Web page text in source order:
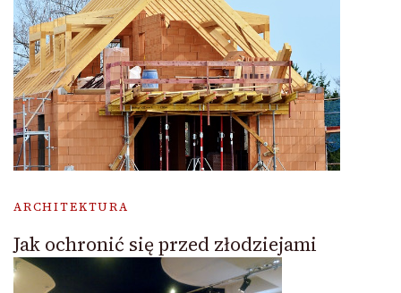
ARCHITEKTURA
Jak ochronić się przed złodziejami